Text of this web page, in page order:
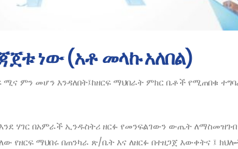
ነው (አቶ መላኩ አለበል)
ሚና ምን መሆን እንዳለበት፤ከዘርፍ ማህበራት ምክር ቤቶች የሚጠበቁ
ሃገር በአምራች ኢንዱስትሪ ዘርፉ የመንፍልገውን ውጤት
ማህበሩ በጠንካራ ጽ/ቤት እና ለዘርፉ በተዘጋጀ እውቀትና ፤